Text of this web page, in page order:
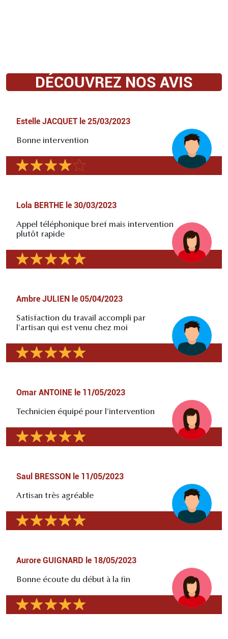
DÉCOUVREZ NOS AVIS
Estelle JACQUET le 25/03/2023
Bonne intervention
Lola BERTHE le 30/03/2023
Appel téléphonique bref mais intervention
plutôt rapide
Ambre JULIEN le 05/04/2023
Satisfaction du travail accompli par
l'artisan qui est venu chez moi
Omar ANTOINE le 11/05/2023
Technicien équipé pour l'intervention
Saul BRESSON le 11/05/2023
Artisan très agréable
Aurore GUIGNARD le 18/05/2023
Bonne écoute du début à la fin